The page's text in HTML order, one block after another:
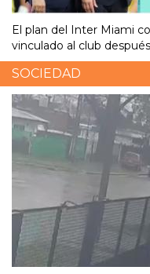
El plan del Inter Miami
vinculado al club
SOCIEDAD